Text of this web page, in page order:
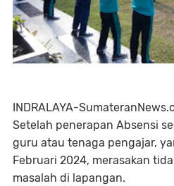
INDRALAYA-
Setelah penerapan Absensi
guru atau tenaga pengajar,
Februari 2024, merasakan
masalah di lapangan.